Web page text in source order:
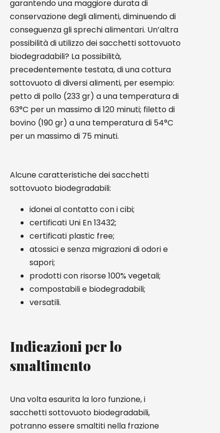
garantendo una maggiore durata di
conservazione degli alimenti, diminuendo di
conseguenza gli sprechi alimentari. Un’altra
possibilità di utilizzo dei sacchetti sottovuoto
biodegradabili? La possibilità,
precedentemente testata, di una cottura
sottovuoto di diversi alimenti, per esempio:
petto di pollo (233 gr) a una temperatura di
63°C per un massimo di 120 minuti; filetto di
bovino (190 gr) a una temperatura di 54°C
per un massimo di 75 minuti.
Alcune caratteristiche dei sacchetti
sottovuoto biodegradabili:
idonei al contatto con i cibi;
certificati Uni En 13432;
certificati plastic free;
atossici e senza migrazioni di odori e
sapori;
prodotti con risorse 100% vegetali;
compostabili e biodegradabili;
versatili.
Indicazioni per lo
smaltimento
Una volta esaurita la loro funzione, i
sacchetti sottovuoto biodegradabili,
potranno essere smaltiti nella frazione